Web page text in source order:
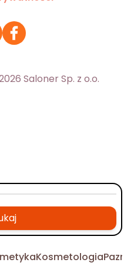
Saloner Sp. z o.o.
Kosmetologia